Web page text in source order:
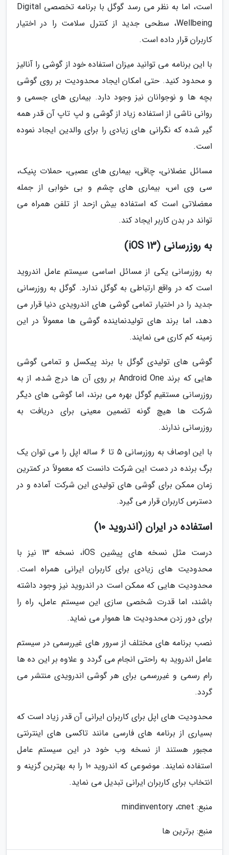
است، اما به نظر می رسد گوگل با برنامه تخصصی Digital
Wellbeing، سطحی جدید از کنترل سلامت را در اختیار
کاربران قرار داده است.
با این برنامه می توانید میزان استفاده خود از گوشی را آنالیز
و محدود کنید. حتی امکان ایجاد محدودیت بر روی گوشی
بچه ها و نوجوانان نیز وجود دارد. بیماری های جسمی و
روانی ناشی از استفاده زیاد از گوشی و لپ تاپ آن قدر همه
گیر شده که نگرانی های زیادی را برای والدین ایجاد نموده
است.
مسائل عضلانی، چاقی، بیماری های عصبی، حملات پنیک،
سی وی اس، بیماری های چشم و بی خوابی از جمله
معضلاتی است که استفاده بیش ازحد از تلفن همراه می
تواند در بدن کاربر ایجاد کند.
به روزرسانی (iOS 13)
به روزرسانی یکی از مسائل اساسی سیستم عامل اندروید
است که در واقع ارتباطی به گوگل ندارد. گوگل به روزرسانی
جدید را در اختیار تمامی گوشی های اندرویدی دنیا قرار می
دهد، اما برند های تولیدنماینده گوشی ها معمولاً در این
زمینه کم کاری می نمایند.
گوشی های تولیدی گوگل با برند پیکسل و تمامی گوشی
هایی که برند Android One بر روی آن ها درج شده، از به
روزرسانی مستقیم گوگل بهره می برند، اما گوشی های دیگر
شرکت ها هیچ گونه تضمین معینی برای دریافت به
روزرسانی ندارند.
با این اوصاف به روزرسانی 5 تا 6 ساله اپل را می توان یک
برگ برنده در دست این شرکت دانست که معمولاً در کمترین
زمان ممکن برای گوشی های تولیدی این شرکت آماده و در
دسترس کاربران قرار می گیرد.
استفاده در ایران (اندروید 10)
درست مثل نسخه های پیشین iOS، نسخه 13 نیز با
محدودیت های زیادی برای کاربران ایرانی همراه است.
محدودیت هایی که ممکن است در اندروید نیز وجود داشته
باشند، اما قدرت شخصی سازی این سیستم عامل، راه را
برای دور زدن محدودیت ها هموار می نماید.
نصب برنامه های مختلف از سرور های غیررسمی در سیستم
عامل اندروید به راحتی انجام می گردد و علاوه بر این ده ها
رام رسمی و غیررسمی برای هر گوشی اندرویدی منتشر می
گردد.
محدودیت های اپل برای کاربران ایرانی آن قدر زیاد است که
بسیاری از برنامه های فارسی مانند تاکسی های اینترنتی
مجبور هستند از نسخه وب خود در این سیستم عامل
استفاده نمایند. موضوعی که اندروید 10 را به بهترین گزینه و
انتخاب برای کاربران ایرانی تبدیل می نماید.
منبع: mindinventory ،cnet
منبع: برترین ها